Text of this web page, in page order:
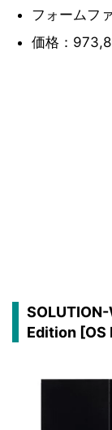
フォームフ
価格：
Edition [OS